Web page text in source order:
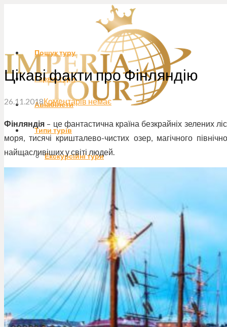
Пошук туру
Гарячі тури
Авіабілети
Типи турів
Екскурсійні тури
Екстремальні тури
Гастро-тури
Тури вихідного дня
Індивідуальні тури
Цікаві факти про Фінляндію
26.11.2018Коментарів немає
Фінляндія – це фантастична країна безкрайніх зелених
моря, тисячі кришталево-чистих озер, магічного
найщасливіших у світі людей.